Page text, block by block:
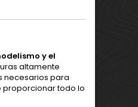
y el
altamente
necesarios para
proporcionar todo lo